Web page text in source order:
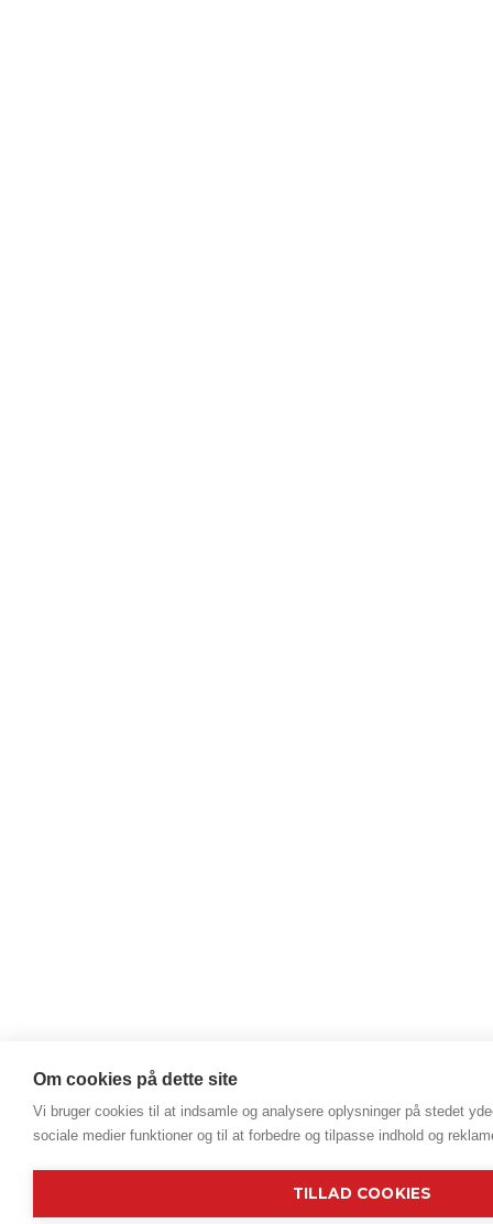
Om cookies på dette site
Vi bruger cookies til at indsamle og analysere oplysninger på stedet
sociale medier funktioner og til at forbedre og tilpasse indhold og
TILLAD COOKIES